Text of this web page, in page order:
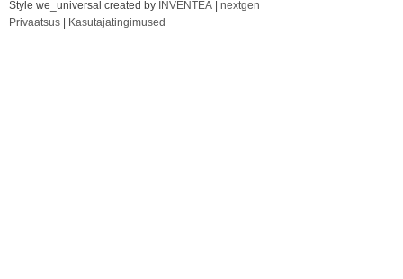
Style we_universal created by INVENTEA
nextgen
Privaatsus
Kasutajatingimused